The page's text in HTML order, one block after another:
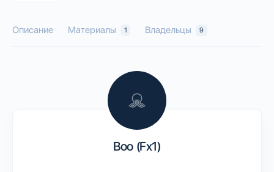
Описание Материалы 1 Владельцы 9
Boo (Fx1)